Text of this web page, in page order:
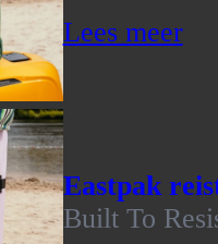
Lees meer
Eastpak
Built To